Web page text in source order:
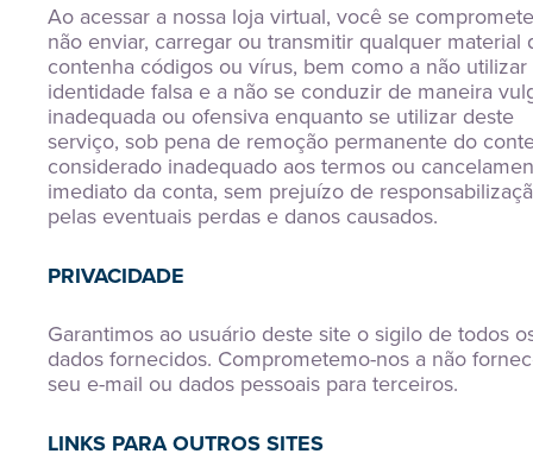
Ao acessar a nossa loja virtual, você se
não enviar, carregar ou transmitir qualquer material
contenha códigos ou vírus, bem como a não utilizar
identidade falsa e a não se conduzir de maneira
inadequada ou ofensiva enquanto se utilizar deste
serviço, sob pena de remoção permanente do
considerado inadequado aos termos ou
imediato da conta, sem prejuízo de
pelas eventuais perdas e danos causados.
PRIVACIDADE
Garantimos ao usuário deste site o sigilo de todos
dados fornecidos. Comprometemo-nos a não
seu e-mail ou dados pessoais para terceiros.
LINKS PARA OUTROS SITES